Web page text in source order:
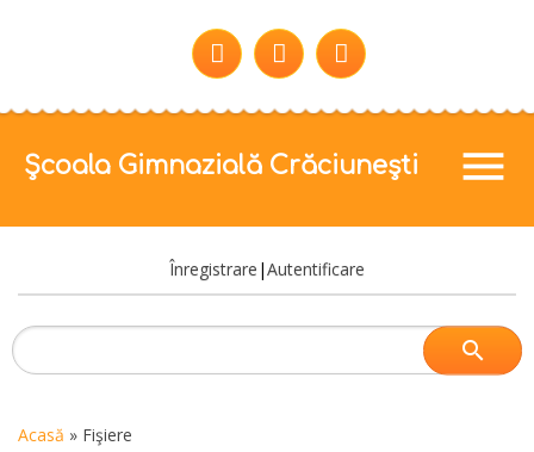
Școala Gimnazială Crăciunești menu
Înregistrare |Autentificare
Acasă » Fişiere